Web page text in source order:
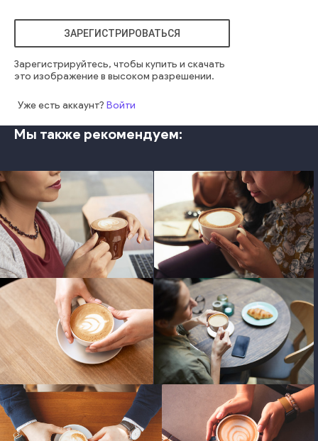
ЗАРЕГИСТРИРОВАТЬСЯ
Зарегистрируйтесь, чтобы купить и скачать
это изображение в высоком разрешении.
Уже есть аккаунт? Войти
Мы также рекомендуем:
photo photo
photo photo